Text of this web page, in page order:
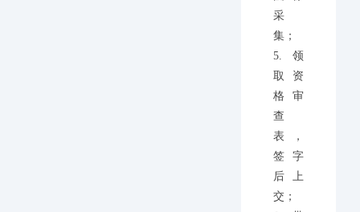
采
集；
5.领
取资
格审
查
表，
签字
后上
交；